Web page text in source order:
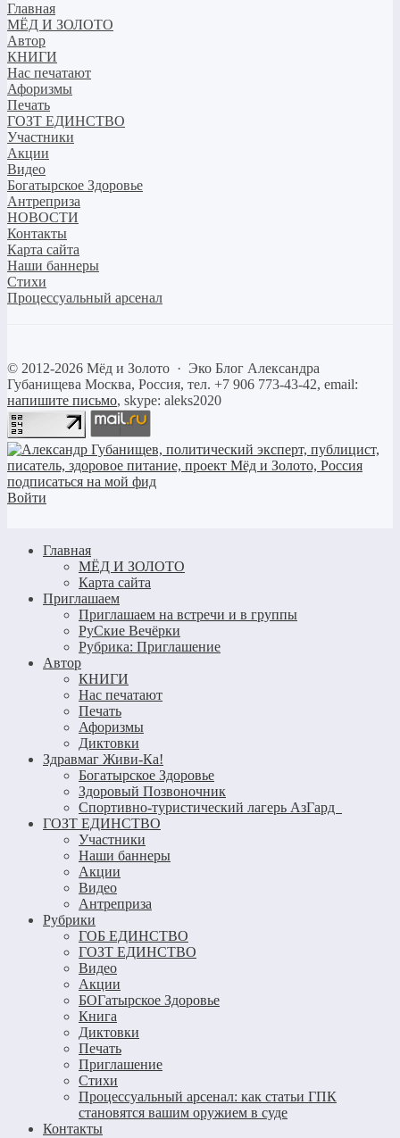
Главная
МЁД И ЗОЛОТО
Автор
КНИГИ
Нас печатают
Афоризмы
Печать
ГОЗТ ЕДИНСТВО
Участники
Акции
Видео
Богатырское Здоровье
Антреприза
НОВОСТИ
Контакты
Карта сайта
Наши баннеры
Стихи
Процессуальный арсенал
© 2012-2026 Мёд и Золото · Эко Блог Александра
Губанищева Москва, Россия, тел. +7 906 773-43-42, email:
напишите письмо, skype: aleks2020
Войти
Главная
МЁД И ЗОЛОТО
Карта сайта
Приглашаем
Приглашаем на встречи и в группы
РуСкие Вечёрки
Рубрика: Приглашение
Автор
КНИГИ
Нас печатают
Печать
Афоризмы
Диктовки
Здравмаг Живи-Ка!
Богатырское Здоровье
Здоровый Позвоночник
Спортивно-туристический лагерь АзГард
ГОЗТ ЕДИНСТВО
Участники
Наши баннеры
Акции
Видео
Антреприза
Рубрики
ГОБ ЕДИНСТВО
ГОЗТ ЕДИНСТВО
Видео
Акции
БОГатырское Здоровье
Книга
Диктовки
Печать
Приглашение
Стихи
Процессуальный арсенал: как статьи ГПК
становятся вашим оружием в суде
Контакты